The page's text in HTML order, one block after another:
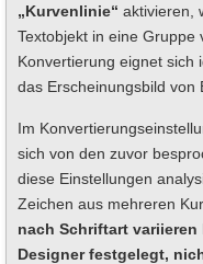
„Kurvenlinie“ aktivieren,
Textobjekt in eine Gruppe
Konvertierung eignet sich
das Erscheinungsbild von
Im
sich von den zuvor
diese Einstellungen
Zeichen aus mehreren
nach Schriftart
Designer festgelegt,